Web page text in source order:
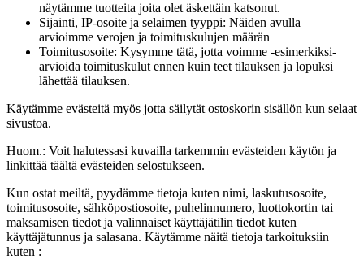
näytämme tuotteita joita olet äskettäin katsonut.
Sijainti, IP-osoite ja selaimen tyyppi: Näiden avulla
arvioimme verojen ja toimituskulujen määrän
Toimitusosoite: Kysymme tätä, jotta voimme -esimerkiksi-
arvioida toimituskulut ennen kuin teet tilauksen ja lopuksi
lähettää tilauksen.
Käytämme evästeitä myös jotta säilytät ostoskorin sisällön kun selaat
sivustoa.
Huom.: Voit halutessasi kuvailla tarkemmin evästeiden käytön ja
linkittää täältä evästeiden selostukseen.
Kun ostat meiltä, pyydämme tietoja kuten nimi, laskutusosoite,
toimitusosoite, sähköpostiosoite, puhelinnumero, luottokortin tai
maksamisen tiedot ja valinnaiset käyttäjätilin tiedot kuten
käyttäjätunnus ja salasana. Käytämme näitä tietoja tarkoituksiin
kuten :